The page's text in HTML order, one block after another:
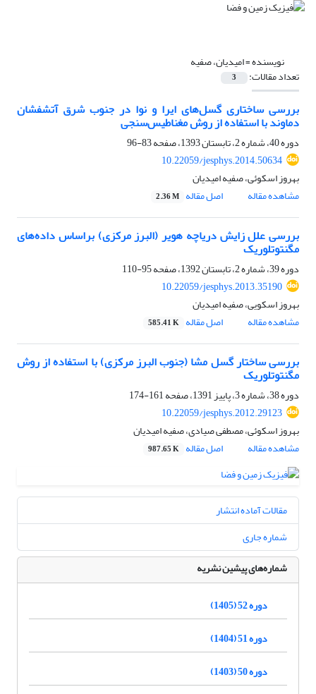
نویسنده =امیدیان، صفیه
تعداد مقالات: 3
بررسی ساختاری گسل‌‌های ایرا و نوا در جنوب شرق آتشفشان
دماوند با استفاده از روش مغناطیس‌سنجی
دوره 40، شماره 2، تابستان 1393، صفحه
83-96
10.22059/jesphys.2014.50634
بهروز اسکوئی، صفیه امیدیان
مشاهده مقاله
اصل مقاله 2.36 M
بررسی علل زایش دریاچه هویر (البرز مرکزی) براساس داده‌‌های
مگنتوتلوریک
دوره 39، شماره 2، تابستان 1392، صفحه
95-110
10.22059/jesphys.2013.35190
بهروز اسکویی، صفیه امیدیان
مشاهده مقاله
اصل مقاله 585.41 K
بررسی ساختار گسل مشا (جنوب البرز مرکزی) با استفاده از روش
مگنتوتلوریک
دوره 38، شماره 3، پاییز 1391، صفحه
161-174
10.22059/jesphys.2012.29123
بهروز اسکوئی، مصطفی صیادی، صفیه امیدیان
مشاهده مقاله
اصل مقاله 987.65 K
مقالات آماده انتشار
شماره جاری
شماره‌های پیشین نشریه
دوره 52 (1405)
دوره 51 (1404)
دوره 50 (1403)